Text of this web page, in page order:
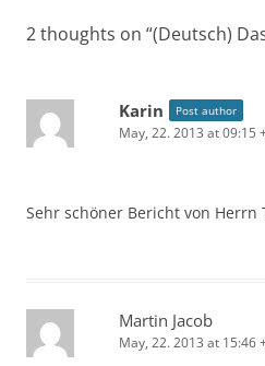
2 thoughts on “(Deutsch)
Karin Post author
May, 22. 2013 at 09:15
Sehr schöner Bericht von Herrn
Martin Jacob
May, 22. 2013 at 15:46